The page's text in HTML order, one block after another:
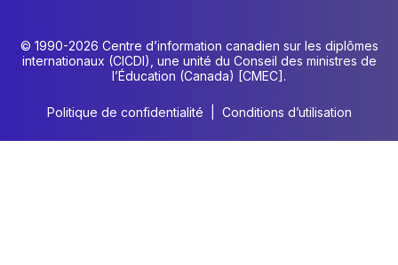
© 1990-2026 Centre d’information canadien sur les diplômes
internationaux (CICDI), une unité du Conseil des ministres de
l’Éducation (Canada) [CMEC].
Politique de confidentialité Conditions d’utilisation